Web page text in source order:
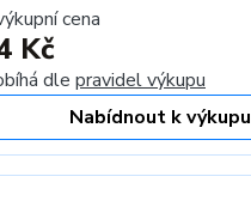
cena
Kč
dle pravidel výkupu
Nabídnout k výkupu